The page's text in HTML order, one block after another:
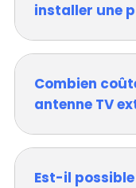
installer une
Combien
antenne TV
Est-il